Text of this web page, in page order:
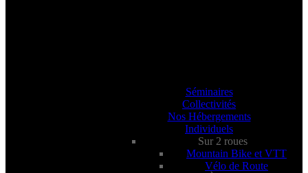
Séminaires
Collectivités
Nos Hébergements
Individuels
Sur 2 roues
Mountain Bike et VTT
Vélo de Route